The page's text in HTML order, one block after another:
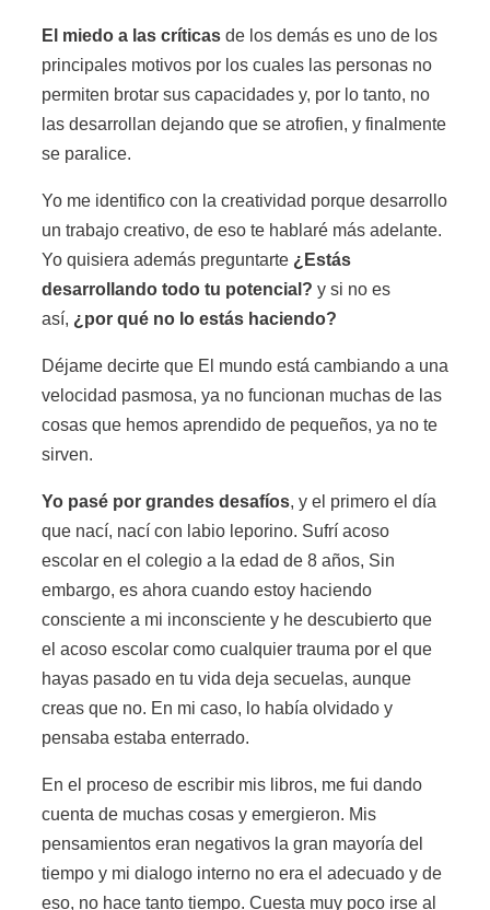
El miedo a las críticas de los demás es uno de los
principales motivos por los cuales las personas no
permiten brotar sus capacidades y, por lo tanto, no
las desarrollan dejando que se atrofien, y finalmente
se paralice.
Yo me identifico con la creatividad porque desarrollo
un trabajo creativo, de eso te hablaré más adelante.
Yo quisiera además preguntarte ¿Estás
desarrollando todo tu potencial? y si no es
así, ¿por qué no lo estás haciendo?
Déjame decirte que El mundo está cambiando a una
velocidad pasmosa, ya no funcionan muchas de las
cosas que hemos aprendido de pequeños, ya no te
sirven.
Yo pasé por grandes desafíos, y el primero el día
que nací, nací con labio leporino. Sufrí acoso
escolar en el colegio a la edad de 8 años, Sin
embargo, es ahora cuando estoy haciendo
consciente a mi inconsciente y he descubierto que
el acoso escolar como cualquier trauma por el que
hayas pasado en tu vida deja secuelas, aunque
creas que no. En mi caso, lo había olvidado y
pensaba estaba enterrado.
En el proceso de escribir mis libros, me fui dando
cuenta de muchas cosas y emergieron. Mis
pensamientos eran negativos la gran mayoría del
tiempo y mi dialogo interno no era el adecuado y de
eso, no hace tanto tiempo. Cuesta muy poco irse al